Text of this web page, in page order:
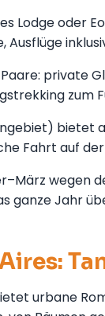
Lodge oder
Ausflüge
private
zum
bietet
Fahrt auf
wegen
ganze Jahr
urbane